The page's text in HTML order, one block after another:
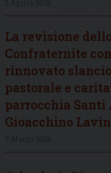
La revisione
Confraternite
rinnovato
pastorale e
parrocchia Santi
Gioacchino